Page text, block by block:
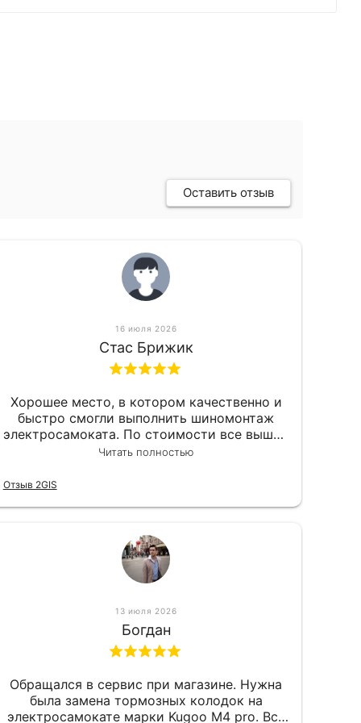
Оставить отзыв
16 июля 2026
Стас Брижик
Хорошее место, в котором качественно и
быстро смогли выполнить шиномонтаж
электросамоката. По стоимости все вышло
вообще приемлемо хочу сказать. Так что
Читать полностью
Отзыв 2GIS
13 июля 2026
Богдан
Обращался в сервис при магазине. Нужна
была замена тормозных колодок на
электросамокате марки Kugoo M4 pro. Всё